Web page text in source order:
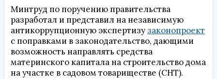
Минтруд по поручению правительства
разработал и представил на независимую
антикоррупционную экспертизу законопроект
с поправками в законодательство, дающими
возможность направлять средства
материнского капитала на строительство дома
на участке в садовом товариществе (СНТ).